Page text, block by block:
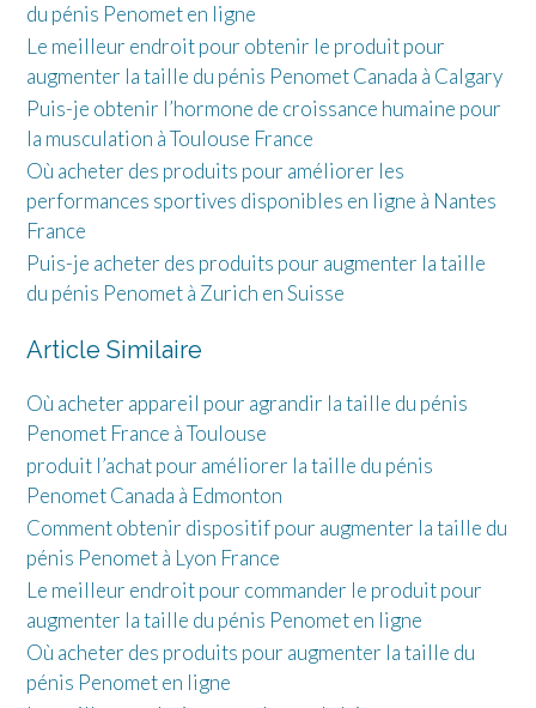
du pénis Penomet en ligne
Le meilleur endroit pour obtenir le produit pour
augmenter la taille du pénis Penomet Canada à Calgary
Puis-je obtenir l’hormone de croissance humaine pour
la musculation à Toulouse France
Où acheter des produits pour améliorer les
performances sportives disponibles en ligne à Nantes
France
Puis-je acheter des produits pour augmenter la taille
du pénis Penomet à Zurich en Suisse
Article Similaire
Où acheter appareil pour agrandir la taille du pénis
Penomet France à Toulouse
produit l’achat pour améliorer la taille du pénis
Penomet Canada à Edmonton
Comment obtenir dispositif pour augmenter la taille du
pénis Penomet à Lyon France
Le meilleur endroit pour commander le produit pour
augmenter la taille du pénis Penomet en ligne
Où acheter des produits pour augmenter la taille du
pénis Penomet en ligne